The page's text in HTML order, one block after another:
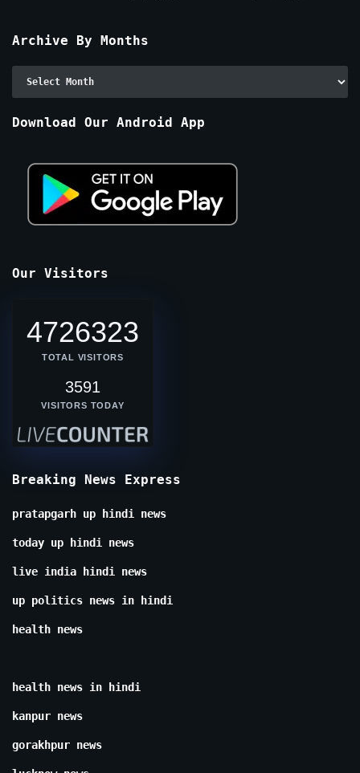
Archive By Months
Download Our Android App
Our Visitors
4726323
TOTAL VISITORS
3591
VISITORS TODAY
Breaking News Express
pratapgarh up hindi news
today up hindi news
live india hindi news
up politics news in hindi
health news
health news in hindi
kanpur news
gorakhpur news